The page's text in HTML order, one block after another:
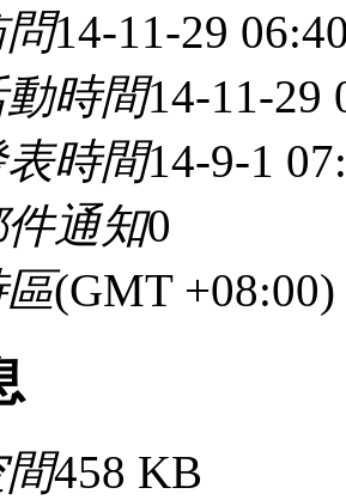
14-11-29
動時間14-11-29
表時間14-9-1
件通知0
(GMT
458 KB